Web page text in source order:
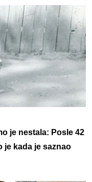
je nestala: Posle 42
je kada je saznao